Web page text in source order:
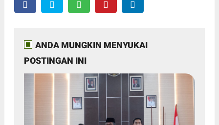
ANDA MUNGKIN MENYUKAI
POSTINGAN INI